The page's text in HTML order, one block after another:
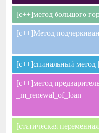
[c++]метод большого
[c++]Метод
[c++]спинальный метод
[c++]метод
_m_renewal_of_loan
[статическая